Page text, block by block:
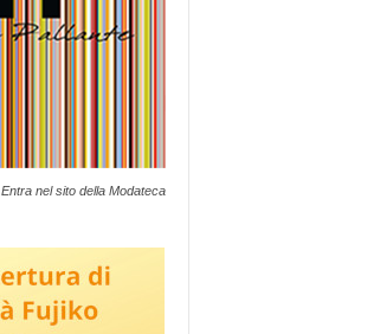
Entra nel sito della Modateca